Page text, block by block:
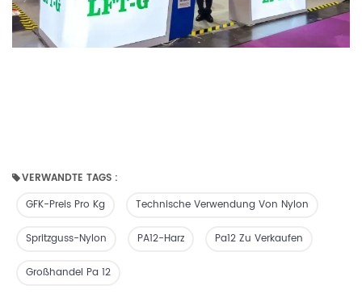
VERWANDTE TAGS :
GFK-Preis Pro Kg
Technische Verwendung Von Nylon
Spritzguss-Nylon PA12-Harz Pa12 Zu Verkaufen
Großhandel Pa 12